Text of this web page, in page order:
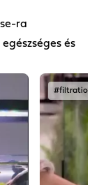
ra
és
#filtration